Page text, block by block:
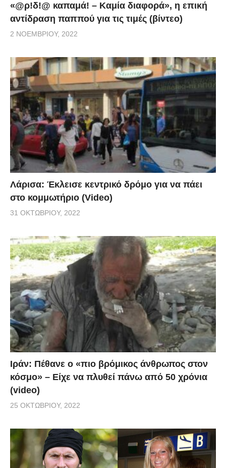
«@ρ!δ!@ καπαμά! – Καμία διαφορά», η επική
αντίδραση παππού για τις τιμές (βίντεο)
2 ΝΟΕΜΒΡΊΟΥ, 2022
Λάρισα: Έκλεισε κεντρικό δρόμο για να πάει
στο κομμωτήριο (Video)
31 ΟΚΤΩΒΡΊΟΥ, 2022
Ιράν: Πέθανε ο «πιο βρόμικος άνθρωπος στον
κόσμο» – Είχε να πλυθεί πάνω από 50 χρόνια
(video)
25 ΟΚΤΩΒΡΊΟΥ, 2022